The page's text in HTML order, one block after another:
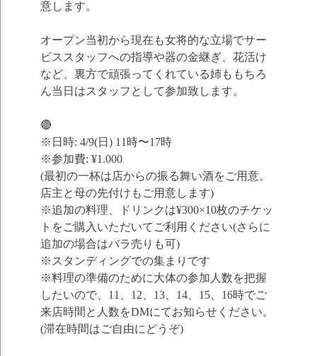
意します。
オープン当初から現在も女将的な立場でサー
ビススタッフへの指導や器の金継ぎ、花活け
など、裏方で頑張ってくれている姉ももちろ
ん当日はスタッフとして参加致します。
🔴
※日時: 4/9(日) 11時〜17時
※参加費: ¥1.000
(最初の一杯は店からの振る舞い酒をご用意。
店主と母の先付けもご用意します)
※追加の料理、ドリンクは¥300×10枚のチケッ
トをご購入いただいてご利用ください(さらに
追加の場合はバラ売りも可)
※スタンディングでの集まりです
※料理の準備のために大体の参加人数を把握
したいので、11、12、13、14、15、16時でご
来店時間と人数をDMにてお知らせください。
(滞在時間はご自由にどうぞ)